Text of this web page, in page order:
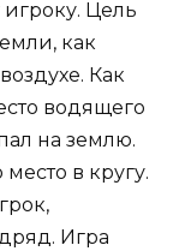
Цель
как
Как
водящего
на землю.
в кругу.
Игра